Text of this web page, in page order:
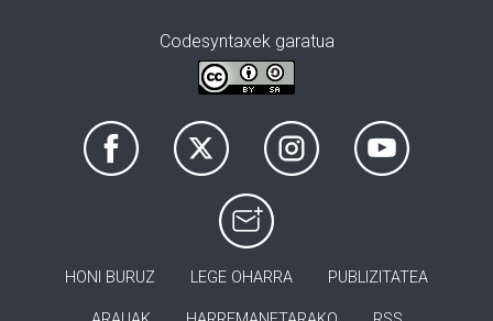
Codesyntaxek garatua
HONI BURUZ LEGE OHARRA PUBLIZITATEA